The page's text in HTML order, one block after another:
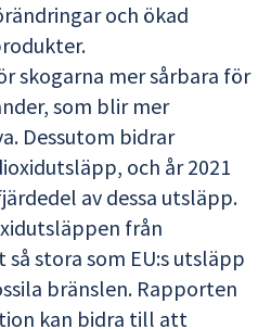
och ökad
skogarna mer sårbara för
som blir mer
Dessutom bidrar
och år 2021
av dessa utsläpp.
från
stora som EU:s utsläpp
bränslen. Rapporten
kan bidra till att